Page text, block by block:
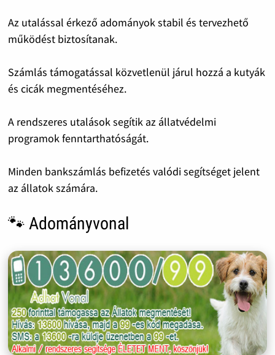
Az utalással érkező adományok stabil és tervezhető
működést biztosítanak.
Számlás támogatással közvetlenül járul hozzá a kutyák
és cicák megmentéséhez.
A rendszeres utalások segítik az állatvédelmi
programok fenntarthatóságát.
Minden bankszámlás befizetés valódi segítséget jelent
az állatok számára.
🐾 Adományvonal